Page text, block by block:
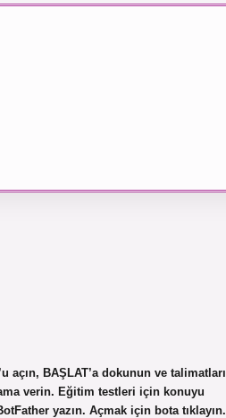
açın, BAŞLAT’a dokunun ve talimatları
verin. Eğitim testleri için konuyu
yazın. Açmak için bota tıklayın.